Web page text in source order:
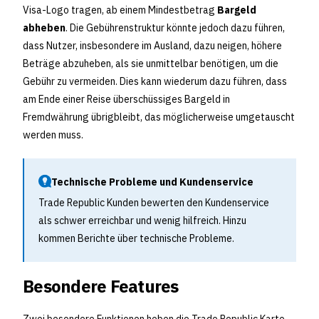
Visa-Logo tragen, ab einem Mindestbetrag Bargeld
abheben. Die Gebührenstruktur könnte jedoch dazu führen,
dass Nutzer, insbesondere im Ausland, dazu neigen, höhere
Beträge abzuheben, als sie unmittelbar benötigen, um die
Gebühr zu vermeiden. Dies kann wiederum dazu führen, dass
am Ende einer Reise überschüssiges Bargeld in
Fremdwährung übrigbleibt, das möglicherweise umgetauscht
werden muss.
Technische Probleme und Kundenservice
Trade Republic Kunden bewerten den Kundenservice
als schwer erreichbar und wenig hilfreich. Hinzu
kommen Berichte über technische Probleme.
Besondere Features